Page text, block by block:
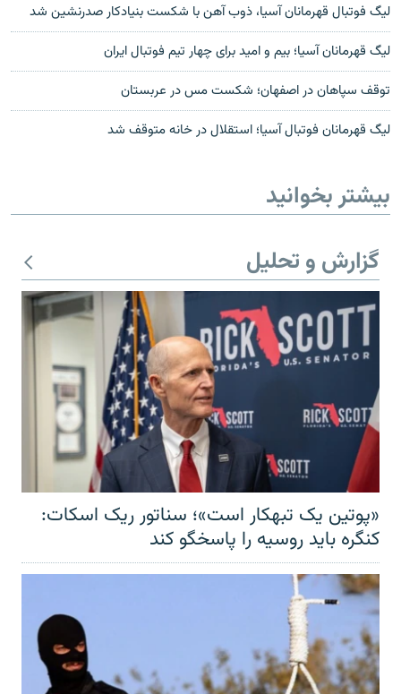
ليگ فوتبال قهرمانان آسيا، ذوب آهن با شکست بنيادکار صدرنشین شد
ليگ قهرمانان آسيا؛ بيم و اميد براى چهار تيم فوتبال ايران
توقف سپاهان در اصفهان؛ شکست مس در عربستان
ليگ قهرمانان فوتبال آسيا؛ استقلال در خانه متوقف شد
بیشتر بخوانید
گزارش و تحلیل
«پوتین یک تبهکار است»؛ سناتور ریک اسکات:
کنگره باید روسیه را پاسخگو کند